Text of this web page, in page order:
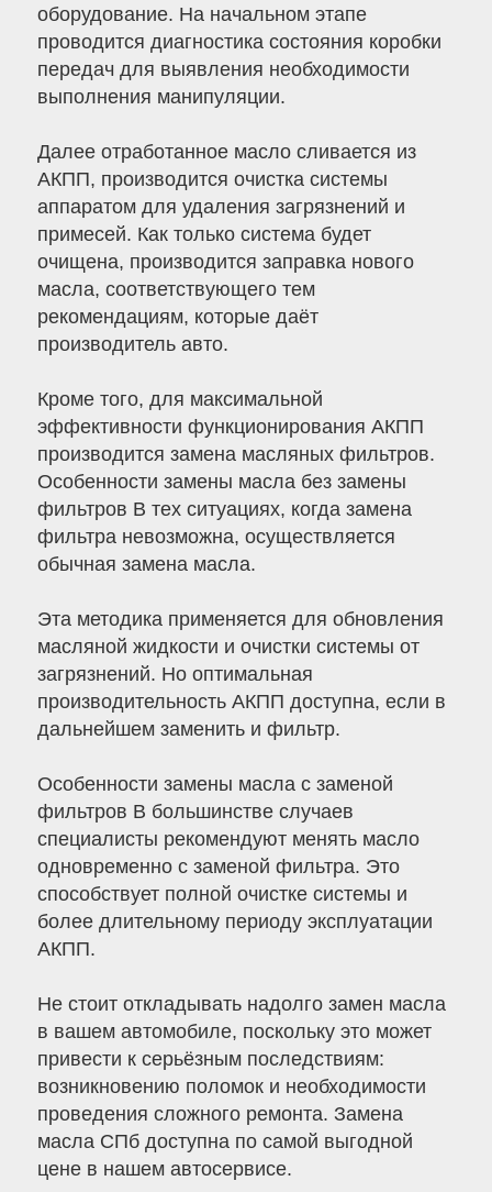
оборудование. На начальном этапе
проводится диагностика состояния коробки
передач для выявления необходимости
выполнения манипуляции.
Далее отработанное масло сливается из
АКПП, производится очистка системы
аппаратом для удаления загрязнений и
примесей. Как только система будет
очищена, производится заправка нового
масла, соответствующего тем
рекомендациям, которые даёт
производитель авто.
Кроме того, для максимальной
эффективности функционирования АКПП
производится замена масляных фильтров.
Особенности замены масла без замены
фильтров В тех ситуациях, когда замена
фильтра невозможна, осуществляется
обычная замена масла.
Эта методика применяется для обновления
масляной жидкости и очистки системы от
загрязнений. Но оптимальная
производительность АКПП доступна, если в
дальнейшем заменить и фильтр.
Особенности замены масла с заменой
фильтров В большинстве случаев
специалисты рекомендуют менять масло
одновременно с заменой фильтра. Это
способствует полной очистке системы и
более длительному периоду эксплуатации
АКПП.
Не стоит откладывать надолго замен масла
в вашем автомобиле, поскольку это может
привести к серьёзным последствиям:
возникновению поломок и необходимости
проведения сложного ремонта. Замена
масла СПб доступна по самой выгодной
цене в нашем автосервисе.